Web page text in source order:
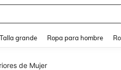
Talla grande Ropa para hombre
de Mujer